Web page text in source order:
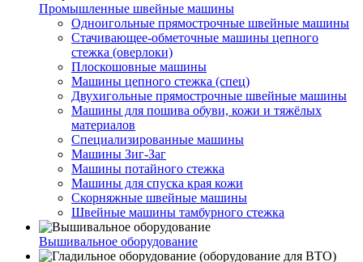
Промышленные швейные машины
Одноигольные прямострочные швейные машины
Стачивающее-обметочные машины цепного
стежка (оверлоки)
Плоскошовные машины
Машины цепного стежка (спец)
Двухигольные прямострочные швейные машины
Машины для пошива обуви, кожи и тяжёлых
материалов
Специализированные машины
Машины Зиг-Заг
Машины потайного стежка
Машины для спуска края кожи
Скорняжные швейные машины
Швейные машины тамбурного стежка
Вышивальное оборудование